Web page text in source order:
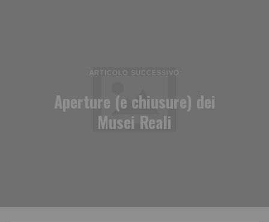
ARTICOLO SUCCESSIVO
Aperture (e chiusure) dei
Musei Reali